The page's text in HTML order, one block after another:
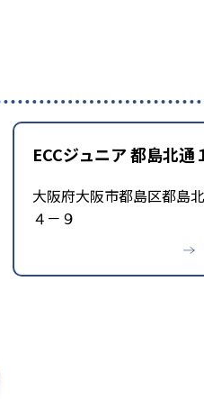
ECCジュニア 都島北通
大阪府大阪市都島区都島
４－９